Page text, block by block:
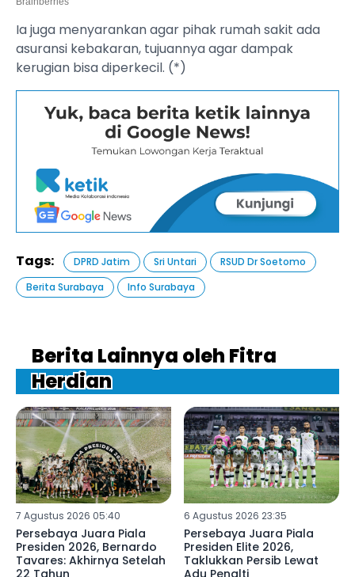
Ia juga menyarankan agar pihak rumah sakit ada
asuransi kebakaran, tujuannya agar dampak
kerugian bisa diperkecil. (*)
Tags: DPRD Jatim Sri Untari
RSUD Dr Soetomo
Berita Surabaya
Info Surabaya
Berita Lainnya oleh Fitra
Herdian
7 Agustus 2026 05:40
Persebaya Juara Piala
Presiden 2026, Bernardo
Tavares: Akhirnya Setelah
6 Agustus 2026 23:35
Persebaya Juara Piala
Presiden Elite 2026,
Taklukkan Persib Lewat